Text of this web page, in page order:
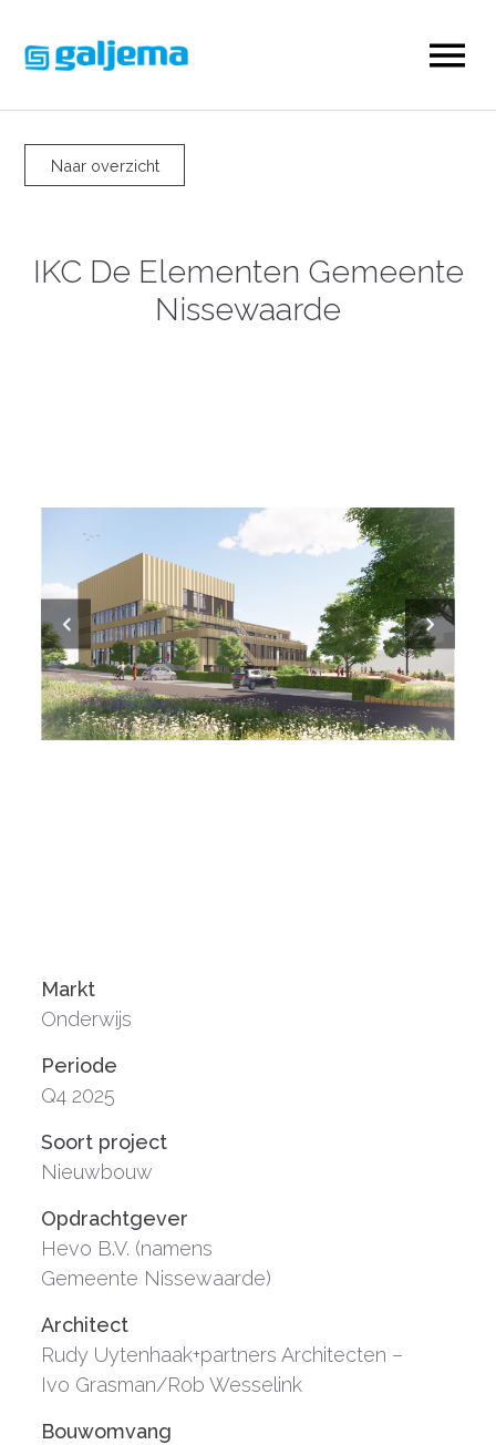
Naar overzicht
IKC De Elementen Gemeente
Nissewaarde
Markt
Onderwijs
Periode
Q4 2025
Soort project
Nieuwbouw
Opdrachtgever
Hevo B.V. (namens
Gemeente Nissewaarde)
Architect
Rudy Uytenhaak+partners Architecten –
Ivo Grasman/Rob Wesselink
Bouwomvang